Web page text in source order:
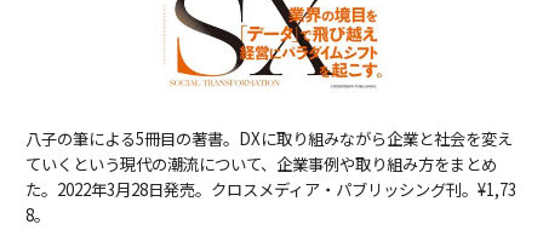
八子の筆による5冊目の著書。DXに取り組みながら企業と社会を変え
ていくという現代の潮流について、企業事例や取り組み方をまとめ
た。2022年3月28日発売。クロスメディア・パブリッシング刊。¥1,73
8。